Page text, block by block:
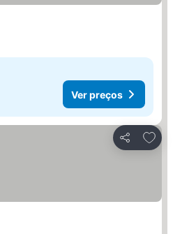
Ver preços
Partilhar
Adicionar